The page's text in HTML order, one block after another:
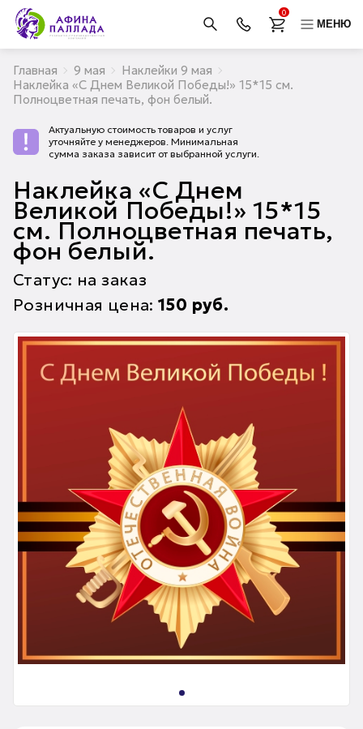
0
МЕНЮ
Главная 9 мая
Наклейки 9 мая
Наклейка «С Днем Великой Победы!» 15*15 см.
Полноцветная печать, фон белый.
Актуальную стоимость товаров и услуг
уточняйте у менеджеров. Минимальная
сумма заказа зависит от выбранной услуги.
Наклейка «С Днем
Великой Победы!» 15*15
см. Полноцветная печать,
фон белый.
Статус: на заказ
Розничная цена:150 руб.